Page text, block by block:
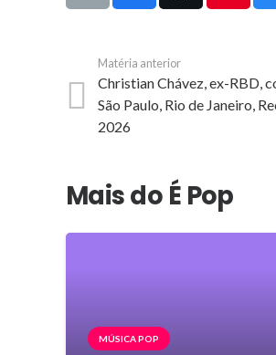
Matéria anterior
Christian Chávez, ex-RBD,
São Paulo, Rio de Janeiro,
2026
Mais do É Pop
MÚSICA POP